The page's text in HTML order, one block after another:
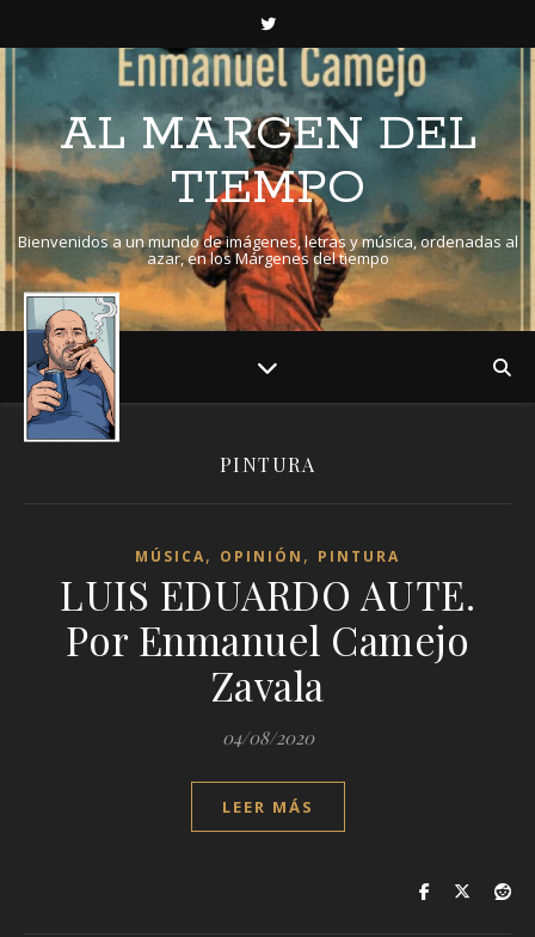
AL MARGEN DEL
TIEMPO
Bienvenidos a un mundo de imágenes, letras y música, ordenadas al
azar, en los Márgenes del tiempo
PINTURA
MÚSICA, OPINIÓN , PINTURA
LUIS EDUARDO AUTE.
Por Enmanuel Camejo
Zavala
04/08/2020
LEER MÁS